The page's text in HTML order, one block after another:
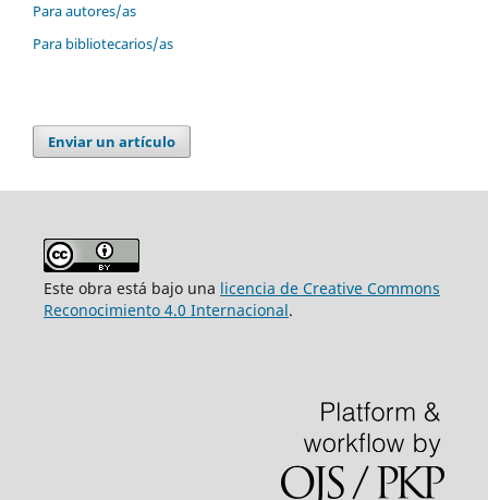
Para autores/as
Para bibliotecarios/as
Enviar un artículo
Este obra está bajo una licencia de Creative Commons
Reconocimiento 4.0 Internacional.